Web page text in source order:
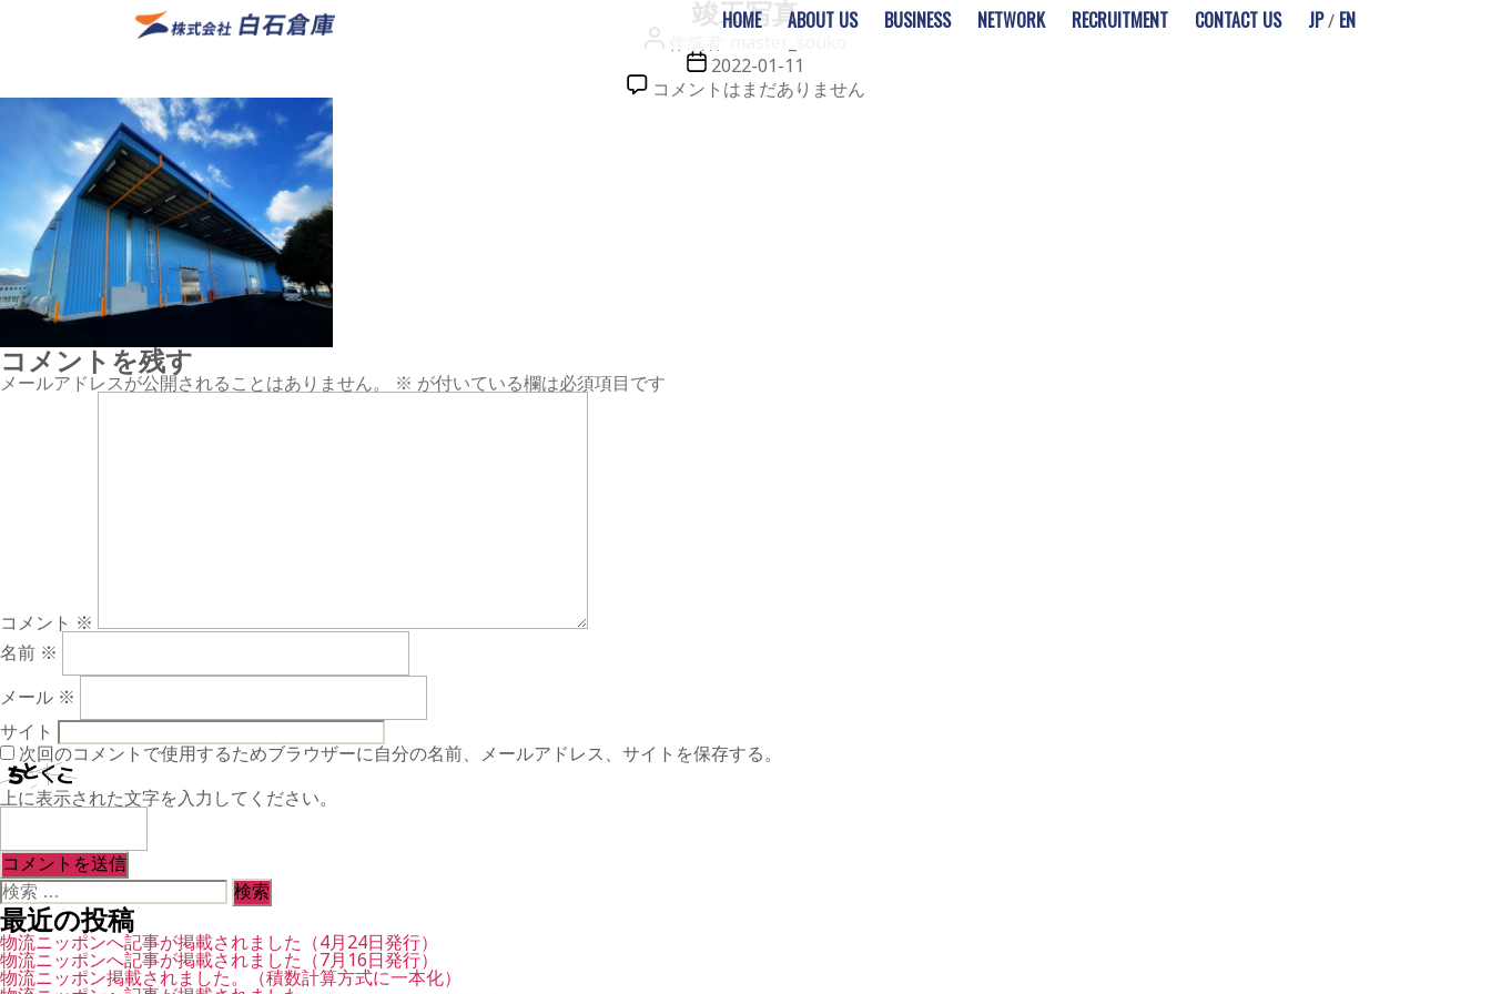
HOME ABOUT US BUSINESS NETWORK RECRUITMENT CONTACT US JP/ EN
竣工写真
投
稿
者 投
稿
日
2022-01-11
竣
工
コメントはまだありません
コメントを残す
メールアドレスが公開されることはありません。 ※ が付いている欄は必須項目です
コメント ※
名前 ※
メール ※
サイト
次回のコメントで使用するためブラウザーに自分の名前、メールアドレス、サイトを保存する。
上に表示された文字を入力してください。
検
索
対
象:
最近の投稿
物流ニッポンへ記事が掲載されました（4月24日発行）
物流ニッポンへ記事が掲載されました（7月16日発行）
物流ニッポン掲載されました。（積数計算方式に一本化）